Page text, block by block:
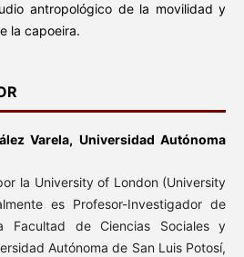
antropológico de la movilidad y
la capoeira.
Varela, Universidad Autónoma
la University of London (University
es Profesor-Investigador de
Facultad de Ciencias Sociales y
Autónoma de San Luis Potosí,